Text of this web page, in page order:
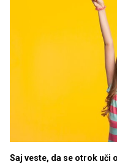
Saj veste, da se otrok uči